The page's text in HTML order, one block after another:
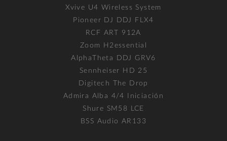
Xvive U4 Wireless System
Pioneer DJ DDJ FLX4
RCF ART 912A
Zoom H2essential
AlphaTheta DDJ GRV6
Sennheiser HD 25
Digitech The Drop
Admira Alba 4/4 Iniciación
Shure SM58 LCE
BSS Audio AR133